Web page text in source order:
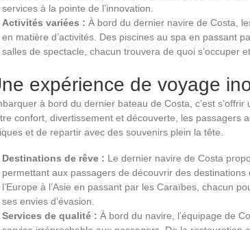
services à la pointe de l’innovation.
Activités variées : À bord du dernier navire de Costa,
en matière d’activités. Des piscines au spa en passant
salles de spectacle, chacun trouvera de quoi s’occuper
expérience de voyage
à bord du dernier bateau de Costa, c’est
confort, divertissement et découverte, les passagers
et de repartir avec des souvenirs plein la tête.
Destinations de rêve : Le dernier navire de Costa
permettant aux passagers de découvrir des
l’Europe à l’Asie en passant par les Caraïbes, chacun
ses envies d’évasion.
Services de qualité : À bord du navire, l’équipage de